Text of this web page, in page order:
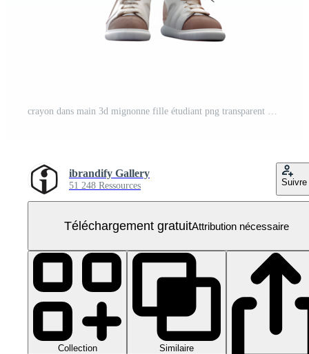
crayon dans main 3d mignonne fille étudiant png transparent Contexte PNG Gratuit
ibrandify Gallery
51 248 Ressources Suivre
Téléchargement gratuitAttribution nécessaire
Collection Similaire